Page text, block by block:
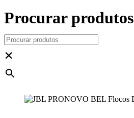
Procurar produtos
×